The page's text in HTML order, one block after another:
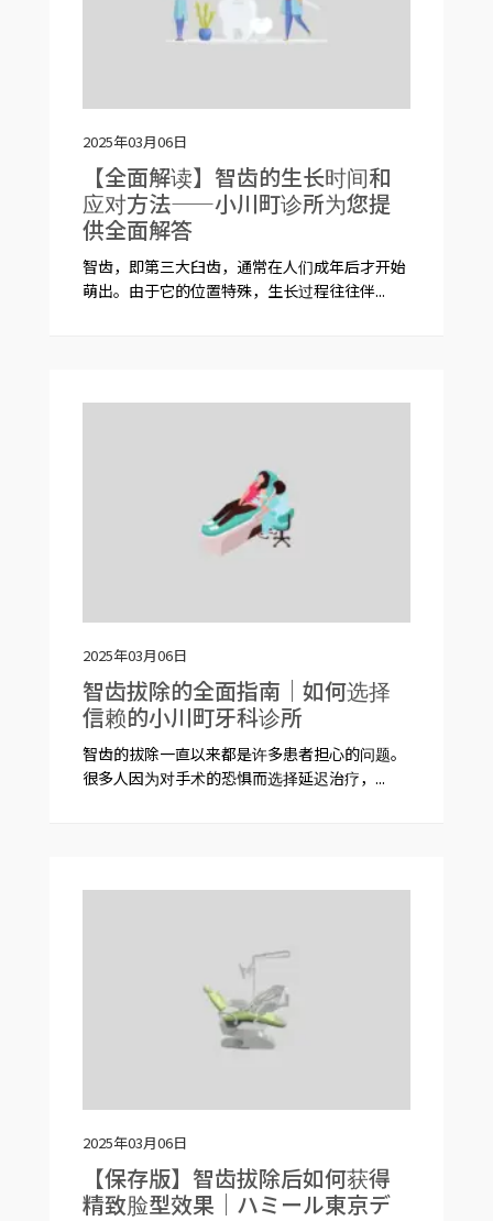
2025年03月06日
【全面解读】智齿的生长时间和
应对方法——小川町诊所为您提
供全面解答
智齿，即第三大臼齿，通常在人们成年后才开始
萌出。由于它的位置特殊，生长过程往往伴...
2025年03月06日
智齿拔除的全面指南｜如何选择
信赖的小川町牙科诊所
智齿的拔除一直以来都是许多患者担心的问题。
很多人因为对手术的恐惧而选择延迟治疗，...
2025年03月06日
【保存版】智齿拔除后如何获得
精致脸型效果｜ハミール東京デ